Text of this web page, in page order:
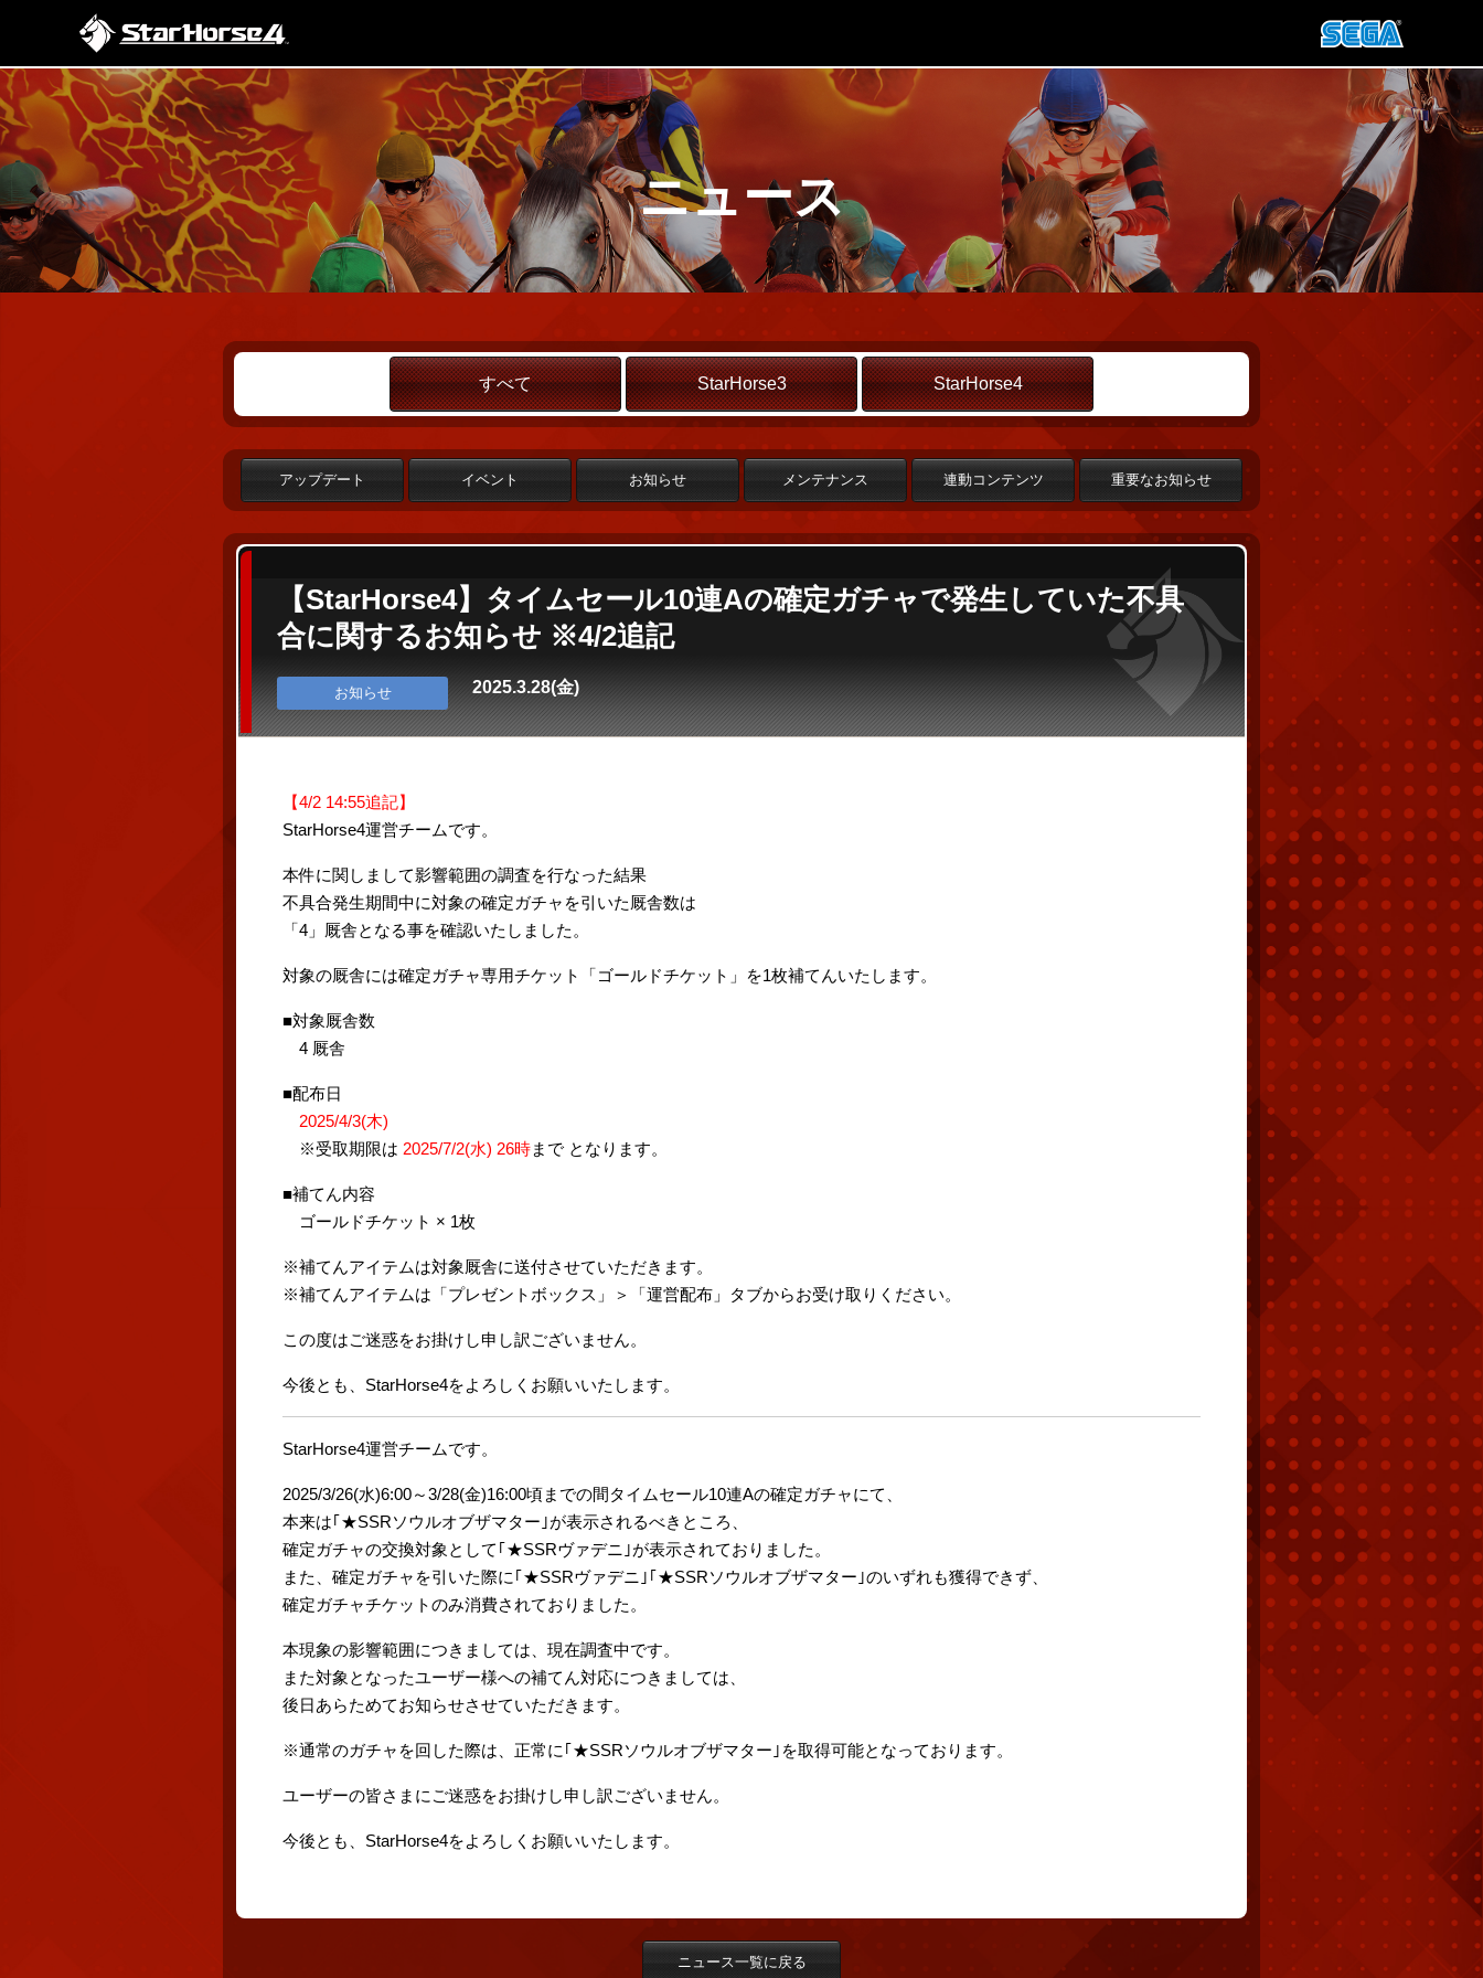
ニュース
すべて StarHorse3 StarHorse4
アップデート イベント お知らせ メンテナンス 連動コンテンツ 重要なお知らせ
【StarHorse4】タイムセール10連Aの確定ガチャで発生していた不具
合に関するお知らせ ※4/2追記
お知らせ 2025.3.28(金)
【4/2 14:55追記】
StarHorse4運営チームです。
本件に関しまして影響範囲の調査を行なった結果
不具合発生期間中に対象の確定ガチャを引いた厩舎数は
「4」厩舎となる事を確認いたしました。
対象の厩舎には確定ガチャ専用チケット「ゴールドチケット」を1枚補てんいたします。
■対象厩舎数
4 厩舎
■配布日
2025/4/3(木)
※受取期限は 2025/7/2(水) 26時まで となります。
■補てん内容
ゴールドチケット × 1枚
※補てんアイテムは対象厩舎に送付させていただきます。
※補てんアイテムは「プレゼントボックス」＞「運営配布」タブからお受け取りください。
この度はご迷惑をお掛けし申し訳ございません。
今後とも、StarHorse4をよろしくお願いいたします。
StarHorse4運営チームです。
2025/3/26(水)6:00～3/28(金)16:00頃までの間タイムセール10連Aの確定ガチャにて、
本来は｢★SSRソウルオブザマター｣が表示されるべきところ、
確定ガチャの交換対象として｢★SSRヴァデニ ｣が表示されておりました。
また、確定ガチャを引いた際に｢★SSRヴァデニ ｣｢★SSRソウルオブザマター｣のいずれも獲得できず、
確定ガチャチケットのみ消費されておりました。
本現象の影響範囲につきましては、現在調査中です。
また対象となったユーザー様への補てん対応につきましては、
後日あらためてお知らせさせていただきます。
※通常のガチャを回した際は、正常に｢★SSRソウルオブザマター｣を取得可能となっております。
ユーザーの皆さまにご迷惑をお掛けし申し訳ございません。
今後とも、StarHorse4をよろしくお願いいたします。
ニュース一覧に戻る